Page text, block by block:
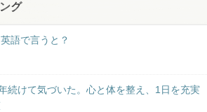
グ
語で言うと？
続けて気づいた。心と体を整え、1日を充実